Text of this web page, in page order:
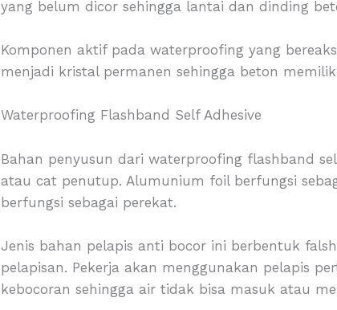
yang belum dicor sehingga lantai dan dinding
Komponen aktif pada waterproofing yang
menjadi kristal permanen sehingga beton
Waterproofing Flashband Self Adhesive
Bahan penyusun dari waterproofing flashband
atau cat penutup. Alumunium foil berfungsi
berfungsi sebagai perekat.
Jenis bahan pelapis anti bocor ini berbentuk
pelapisan. Pekerja akan menggunakan pelapis
kebocoran sehingga air tidak bisa masuk atau